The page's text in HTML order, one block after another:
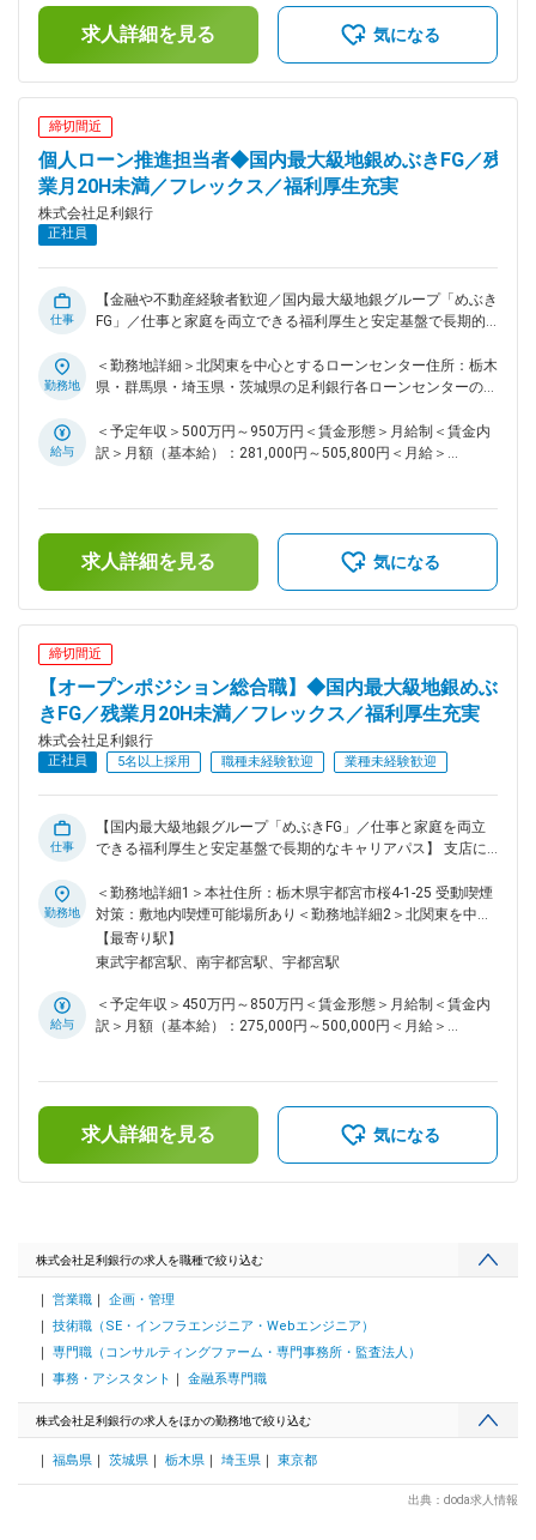
との深耕・ニーズの発掘 ・投資信託/生命・損害保険/生前贈
与/相続対策など多岐にわたるニーズに対して金融商品やサー
取り組み 近年は非対面チャネル（インターネットバンキン
グ、足利銀行アプリなど）の充実に力を入れており、利便性の
高いサービスを提供しています。 2026年4月には新たな子会
社「（株）ウィングITソリューションズ」を設立し、IT活用や
DX推進によるお客さまの課題解決を通じた地域社会の持続的
成長をより一層サポートしていきます。 ■働き方 安心して長
期的に働くための福利厚生・制度が充実しているので、育児・
介護等、ライフスタイルに合った働き方を選択することが可能
です。 ・選べる転勤制度 ・フレックスタイム制：スマートワ
ーク運動（早帰りデー） ・連続休暇制度等、制度休暇あり
（有給休暇利用促進） ・育児休業取得実績 男女100％ ・出
生サポート制度（育児短時間勤務、チャイルドケア勤務等）
・月の平均残業時間は全体で20H程度 ・女性のキャリア改革
（育児時短勤務期間引き延ばしなど） ・平均有給取得日数
13.1日 ■将来性と豊かなマーケット ・栃木県は農業・工業・
からこそお金の流動には銀行は欠かせないマーケットです。そ
の豊かなマーケットにおいて同行はＮｏ１シェアを獲得してい
～457,900円■処遇は経歴等により都度検討■賞与：年2回あり
■昇給：昇格による■手当：子育て支援手当、保育手当、単身
赴任手当、勤務地手当、通勤費 他賃金はあくまでも目安の金
額)は固定手当を含めた表記です。
求人詳細を見る 気になる
締切間近
個人ローン推進担当者◆国内最大級地銀めぶきFG／残
業月20H未満／フレックス／福利厚生充実
株式会社足利銀行
正社員
仕事
【金融や不動産経験者歓迎／国内最大級地銀グループ「めぶき
FG」／仕事と家庭を両立できる福利厚生と安定基盤で長期的
規住宅ローンや借換えの受付から審査・融資実行まで全般的に
ご担当いただきます。ハウスメーカーに対して営業活動を行っ
金、法制度などお客様にとって最適な条件、サービスを導きだ
すことも大きなポイントです。マイカー取得や教育資金など、
ローンセンターを開設しており、住宅ローンの新規、借換えを
中心に個人向けローンの推進を行っています。 ■デジタル化へ
の取り組み 近年は非対面チャネル（インターネットバンキン
高いサービスを提供しています。 2026年4月には新たな子会
社「（株）ウィングITソリューションズ」を設立し、IT活用や
DX推進によるお客さまの課題解決を通じた地域社会の持続的
成長をより一層サポートしていきます。 ■働き方 安心して長
期的に働くための福利厚生・制度が充実しているので、育児・
介護等、ライフスタイルに合った働き方を選択することが可能
です。 ・選べる転勤制度 ・フレックスタイム制：スマートワ
ーク運動（早帰りデー） ・連続休暇制度等、制度休暇あり
（有給休暇利用促進） ・育児休業取得実績 男女100％ ・出
生サポート制度（育児短時間勤務、チャイルドケア勤務等）
・月の平均残業時間は全体で20H程度 ・女性のキャリア改革
（育児時短勤務期間引き延ばしなど） ・平均有給取得日数
13.1日 ■足利銀行の強み 地銀第4位の規模である『めぶきフィ
ナンシャルグループ』の経済基盤 栃木県の「あしぎん」メイ
ンバンク県内シェア1位（46.9％） 栃木県をはじめとした地域
経済活性化の支援により地域全体のマーケット拡大を目指して
ます（事業継承/SDGs取組サポート/ビジネスマッチング/海外
域やお客さまの様々な課題に対応 変更の範囲：会社の定める
業務
勤務地
＜勤務地詳細＞北関東を中心とするローンセンター住所：栃木
県・群馬県・埼玉県・茨城県の足利銀行各ローンセンターのい
る事業所
給与
＜予定年収＞500万円～950万円＜賃金形態＞月給制＜賃金内
訳＞月額（基本給）：281,000円～505,800円＜月給＞
～457,900円■処遇は経歴等により都度検討■賞与：年2回あり
■昇給：昇格による■手当：子育て支援手当、保育手当、単身
赴任手当、勤務地手当、通勤費 他賃金はあくまでも目安の金
額)は固定手当を含めた表記です。
求人詳細を見る 気になる
締切間近
【オープンポジション総合職】◆国内最大級地銀めぶ
きFG／残業月20H未満／フレックス／福利厚生充実
株式会社足利銀行
正社員 5名以上採用 職種未経験歓迎 業種未経験歓迎
仕事
【国内最大級地銀グループ「めぶきFG」／仕事と家庭を両立
できる福利厚生と安定基盤で長期的なキャリアパス】 支店に
務、社内SE、DX推進、専門職など多くのポジションを募集を
してます。 書類選考後にポジション提示をさせていただき、
ご興味がありましたら選考に進んで頂ければと思います。 こ
れまでのご経験を生かしてご活躍いただけるフィールドが必ず
（インターネットバンキング、足利銀行アプリなど）の充実に
力を入れており、利便性の高いサービスを提供しています。
を通じた地域社会の持続的成長をより一層サポートしていきま
す。 ■働き方 安心して長期的に働くための福利厚生・制度が
充実しているので、育児・介護等、ライフスタイルに合った働
き方を選択することが可能です。 ・選べる転勤制度 ・フレッ
・女性のキャリア改革（育児時短勤務期間引き延ばしなど）
・平均有給取得日数13.1日 ■足利銀行の強み 地銀第4位の規模
である『めぶきフィナンシャルグループ』の経済基盤 栃木県
の「あしぎん」メインバンク県内シェア1位（46.9％） 栃木県
をはじめとした地域経済活性化の支援により地域全体のマーケ
ネスマッチング/海外進出支援等） 営業店社員×本社の専門知
性と豊かなマーケット ・栃木県は農業・工業・観光業・中小
法人と豊かな商圏であり全国４位の県民所得県だからこそお金
ケットにおいて同行はＮｏ１シェアを獲得しています。 変更
勤務地
＜勤務地詳細1＞本社住所：栃木県宇都宮市桜4-1-25 受動喫煙
対策：敷地内喫煙可能場所あり＜勤務地詳細2＞北関東を中心
とする各支店配属住所：栃木県・群馬県・埼玉県・茨城県・東
京都の足利銀行各支店のいずれか 受動喫煙対策：屋内全面禁
て足利銀行各支店のいずれか 受動喫煙対策：屋内全面禁煙変
更の範囲：会社の定める事業所（リモートワーク含む）
【最寄り駅】
東武宇都宮駅、南宇都宮駅、宇都宮駅
給与
＜予定年収＞450万円～850万円＜賃金形態＞月給制＜賃金内
訳＞月額（基本給）：275,000円～500,000円＜月給＞
課制度による■手当：保育手当、単身赴任手当、通勤費 他賃
金はあくまでも目安の金額であり、選考を通じて上下する可能
性があります。月給(月額)は固定手当を含めた表記です。
求人詳細を見る 気になる
株式会社足利銀行の求人を職種で絞り込む
営業職
企画・管理
技術職（SE・インフラエンジニア・Webエンジニア）
専門職（コンサルティングファーム・専門事務所・監査法人）
事務・アシスタント
金融系専門職
株式会社足利銀行の求人をほかの勤務地で絞り込む
福島県 茨城県 栃木県 埼玉県 東京都
出典：doda求人情報